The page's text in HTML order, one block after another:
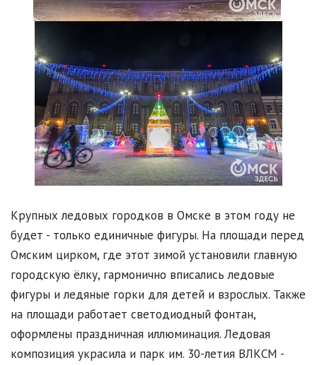
Крупных ледовых городков в Омске в этом году не
будет - только единичные фигуры. На площади перед
Омским цирком, где этот зимой установили главную
городскую ёлку, гармонично вписались ледовые
фигуры и ледяные горки для детей и взрослых. Также
на площади работает светодиодный фонтан,
оформлены праздничная иллюминация. Ледовая
композиция украсила и парк им. 30-летия ВЛКСМ -